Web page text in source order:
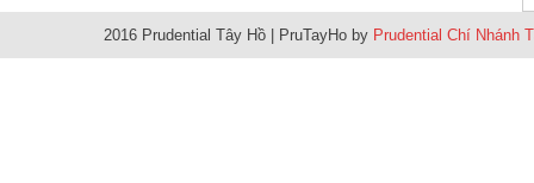
2016 Prudential Tây Hồ PruTayHo by Prudential Chí Nhánh